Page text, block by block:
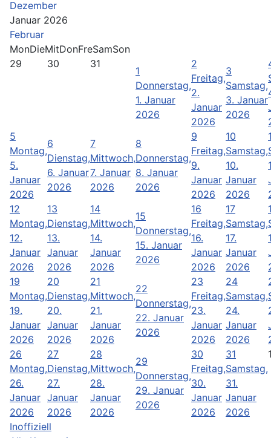
Dezember
Januar 2026
Februar
MonDieMitDonFreSamSon
29
30 31
1
Donnerstag,
1. Januar
2026
2
Freitag,
2.
Januar
2026
3
Samstag,
3. Januar
2026
5
Montag,
5.
Januar
2026
6
Dienstag,
6. Januar
2026
7
Mittwoch,
7. Januar
2026
8
Donnerstag,
8. Januar
2026
9
Freitag,
9.
Januar
2026
10
Samstag,
10.
Januar
2026
12
Montag,
12.
Januar
2026
13
Dienstag,
13.
Januar
2026
14
Mittwoch,
14.
Januar
2026
15
Donnerstag,
15. Januar
2026
16
Freitag,
16.
Januar
2026
17
Samstag,
17.
Januar
2026
19
Montag,
19.
Januar
2026
20
Dienstag,
20.
Januar
2026
21
Mittwoch,
21.
Januar
2026
22
Donnerstag,
22. Januar
2026
23
Freitag,
23.
Januar
2026
24
Samstag,
24.
Januar
2026
26
Montag,
26.
Januar
2026
27
Dienstag,
27.
Januar
2026
28
Mittwoch,
28.
Januar
2026
29
Donnerstag,
29. Januar
2026
30
Freitag,
30.
Januar
2026
31
Samstag,
31.
Januar
2026
Inoffiziell